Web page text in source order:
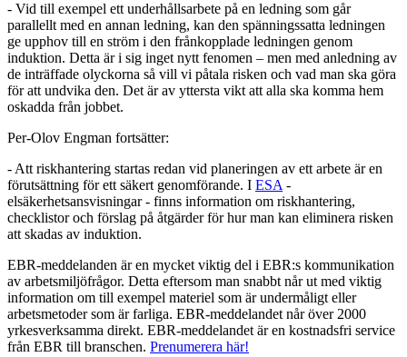
- Vid till exempel ett underhållsarbete på en ledning som går
parallellt med en annan ledning, kan den spänningssatta ledningen
ge upphov till en ström i den frånkopplade ledningen genom
induktion. Detta äri sig inget nytt fenomen – men med anledning av
de inträffade olyckorna så vill vi påtala risken och vad man ska göra
för att undvika den. Det är av yttersta vikt att alla ska komma hem
oskadda från jobbet.
Per-Olov Engman fortsätter:
- Att riskhantering startas redan vid planeringen av ett arbete är en
förutsättning för ett säkert genomförande. I ESA -
elsäkerhetsansvisningar - finns information om riskhantering,
checklistor och förslag på åtgärder för hur man kan eliminera risken
att skadas av induktion.
EBR-meddelanden ären mycket viktig del i EBR:s kommunikation
av arbetsmiljöfrågor. Detta eftersom man snabbt nårut med viktig
information om till exempel materiel som är undermåligt eller
arbetsmetoder som är farliga. EBR-meddelandet når över 2000
yrkesverksamma direkt. EBR-meddelandet är en kostnadsfri service
från EBR till branschen. Prenumerera här!